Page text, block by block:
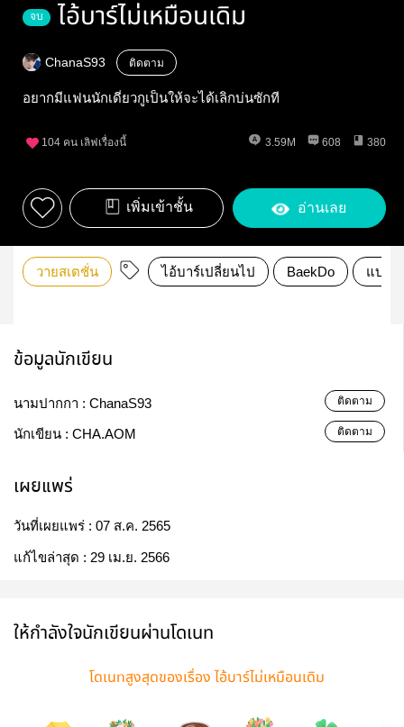
จบ ไอ้บาร์ไม่เหมือนเดิม
ChanaS93 ติดตาม
อยากมีแฟนนักเดี๋ยวกูเป็นให้จะได้เลิกบ่นซักที
104 คน เลิฟเรื่องนี้ 3.59M 608 380
เพิ่มเข้าชั้น อ่านเลย
วายสเตชั่น ไอ้บาร์เปลี่ยนไป BaekDo แบคโ
ข้อมูลนักเขียน
นามปากกา : ChanaS93 ติดตาม
นักเขียน : CHA.AOM ติดตาม
เผยแพร่
วันที่เผยแพร่ : 07 ส.ค. 2565
แก้ไขล่าสุด : 29 เม.ย. 2566
ให้กำลังใจนักเขียนผ่านโดเนท
โดเนทสูงสุดของเรื่อง ไอ้บาร์ไม่เหมือนเดิม